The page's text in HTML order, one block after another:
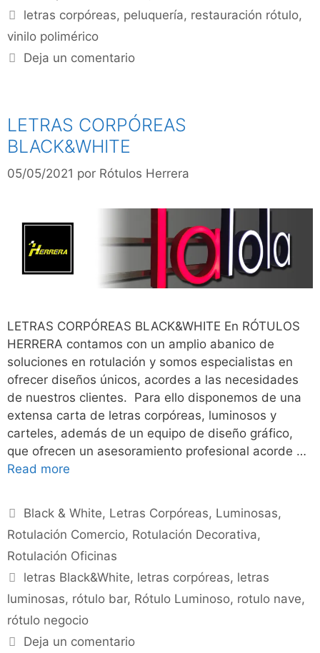
letras corpóreas, peluquería, restauración rótulo,
vinilo polimérico
Deja un comentario
LETRAS CORPÓREAS
BLACK&WHITE
05/05/2021 por Rótulos Herrera
LETRAS CORPÓREAS BLACK&WHITE En RÓTULOS
HERRERA contamos con un amplio abanico de
soluciones en rotulación y somos especialistas en
ofrecer diseños únicos, acordes a las necesidades
de nuestros clientes. Para ello disponemos de una
extensa carta de letras corpóreas, luminosos y
carteles, además de un equipo de diseño gráfico,
que ofrecen un asesoramiento profesional acorde …
Read more
Black & White, Letras Corpóreas, Luminosas,
Rotulación Comercio, Rotulación Decorativa,
Rotulación Oficinas
letras Black&White, letras corpóreas, letras
luminosas, rótulo bar, Rótulo Luminoso, rotulo nave,
rótulo negocio
Deja un comentario